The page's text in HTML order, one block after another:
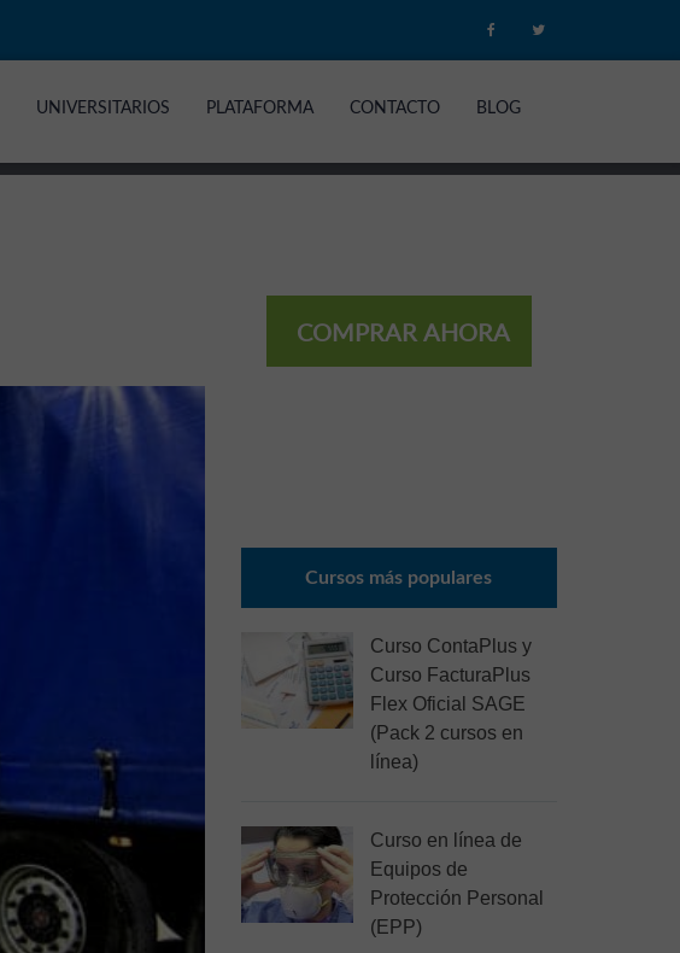
UNIVERSITARIOS PLATAFORMA CONTACTO BLOG
COMPRAR AHORA
Cursos más populares
Curso ContaPlus y
Curso FacturaPlus
Flex Oficial SAGE
(Pack 2 cursos en
línea)
Curso en línea de
Equipos de
Protección Personal
(EPP)